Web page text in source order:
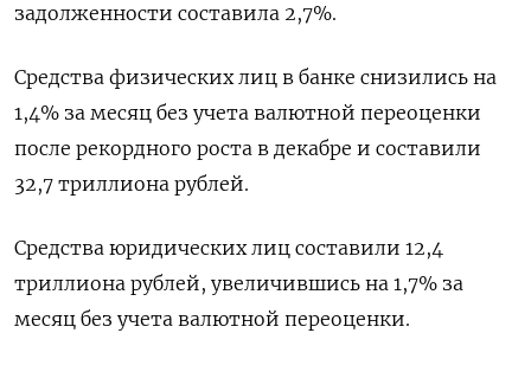
задолженности составила 2,7%.
Средства физических лиц в банке снизились на
1,4% за месяц без учета валютной переоценки
после рекордного роста в декабре и составили
32,7 триллиона рублей.
Средства юридических лиц составили 12,4
триллиона рублей, увеличившись на 1,7% за
месяц без учета валютной переоценки.